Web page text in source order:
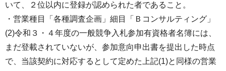
いて、２位以内に登録が認められた者であること。
・営業種目「各種調査企画」細目「Ｂコンサルティング」
(2)令和３・４年度の一般競争入札参加有資格者名簿には、
まだ登載されていないが、参加意向申出書を提出した時点
で、当該契約に対応するとして定めた上記(1)と同様の営業